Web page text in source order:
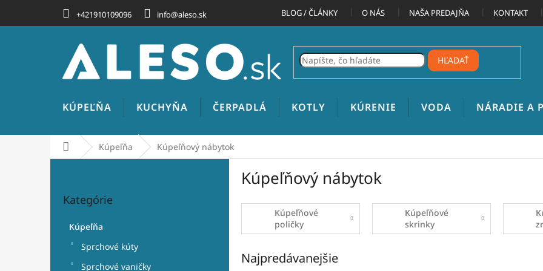
obsah
+421910109096 info@aleso.sk BLOG / ČLÁNKY O NÁS NAŠA PREDAJŇA KONTAKT
HĽADAŤ
KÚPEĽŇA KUCHYŇA ČERPADLÁ KOTLY KÚRENIE VODA NÁRADIE A
DomovKúpeľňa Kúpeľňový nábytok
kategórie
Kategórie
Kúpeľňa
Sprchové kúty
Sprchové vaničky
Kúpeľňový nábytok
Kúpeľňové
poličky
Kúpeľňové
skrinky
Najpredávanejšie